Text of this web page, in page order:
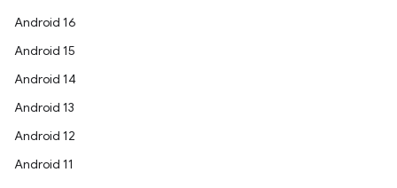
Android 16
Android 15
Android 14
Android 13
Android 12
Android 11